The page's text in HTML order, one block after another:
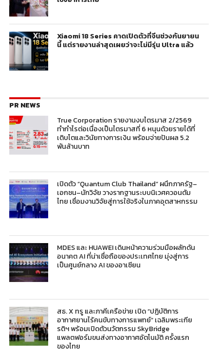
Xiaomi 18 Series คาดเปิดตัวที่จีนช่วงกันยายน
นี้ แต่รายงานล่าสุดเผยว่าจะไม่มีรุ่น Ultra แล้ว
PR NEWS
True Corporation รายงานงบไตรมาส 2/2569
ทำกำไรต่อเนื่องเป็นไตรมาสที่ 6 หนุนด้วยรายได้ที่
เติบโตและวินัยทางการเงิน พร้อมจ่ายปันผล 5.2
พันล้านบาท
เปิดตัว “Quantum Club Thailand” ผนึกภาครัฐ–
เอกชน–นักวิจัย วางรากฐานระบบนิเวศควอนตัม
ไทย เชื่อมงานวิจัยสู่การใช้จริงในภาคอุตสาหกรรม
MDES และ HUAWEI เดินหน้าความร่วมมือผลักดัน
อนาคต AI ที่น่าเชื่อถือของประเทศไทย มุ่งสู่การ
เป็นศูนย์กลาง AI ของอาเซียน
สธ. X ทรู และภาคีเครือข่าย เปิด “ปฏิบัติการ
อากาศยานไร้คนขับทางการแพทย์” เฉลิมพระเกีย
รติฯ พร้อมเปิดตัวนวัตกรรม SkyBridge
แพลตฟอร์มขนส่งทางอากาศอัตโนมัติ ครั้งแรก
ของไทย